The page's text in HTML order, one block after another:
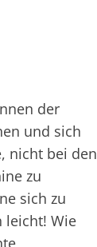
der
und sich
nicht bei den
zu
sich zu
leicht! Wie